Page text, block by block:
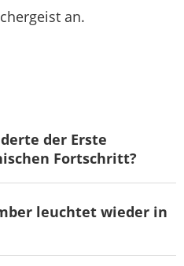
an.
der Erste
Fortschritt?
leuchtet wieder in